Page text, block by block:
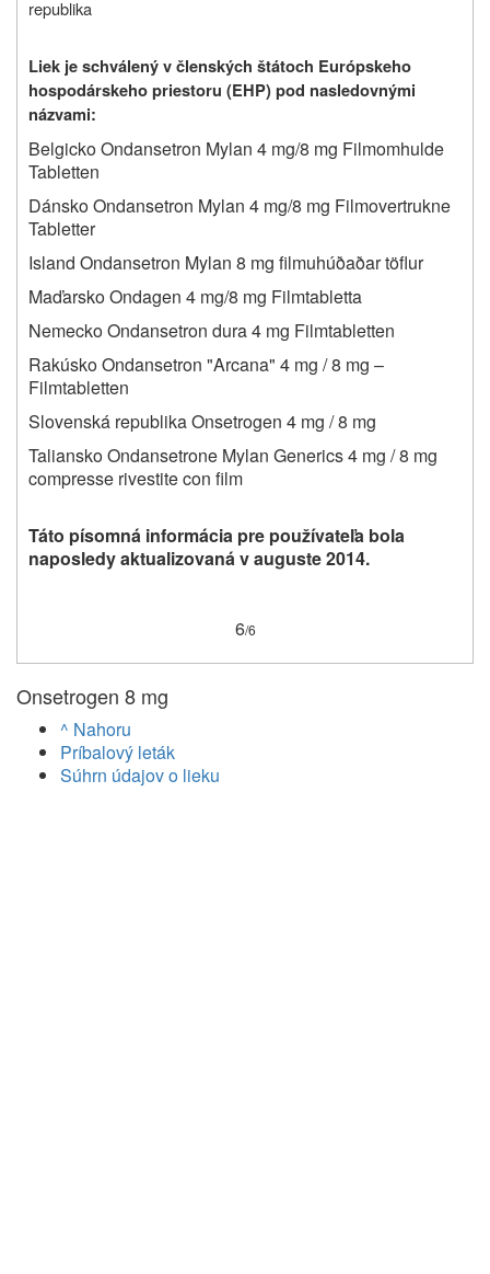
republika
Liek je schválený v členských štátoch Európskeho
hospodárskeho priestoru (EHP) pod nasledovnými
názvami:
Belgicko Ondansetron Mylan 4 mg/8 mg Filmomhulde
Tabletten
Dánsko Ondansetron Mylan 4 mg/8 mg Filmovertrukne
Tabletter
Island Ondansetron Mylan 8 mg filmuhúðaðar töflur
Maďarsko Ondagen 4 mg/8 mg Filmtabletta
Nemecko Ondansetron dura 4 mg Filmtabletten
Rakúsko Ondansetron "Arcana" 4 mg / 8 mg –
Filmtabletten
Slovenská republika Onsetrogen 4 mg / 8 mg
Taliansko Ondansetrone Mylan Generics 4 mg / 8 mg
compresse rivestite con film
Táto písomná informácia pre používateľa bola
naposledy aktualizovaná v auguste 2014.
6/6
Onsetrogen 8 mg
^ Nahoru
Príbalový leták
Súhrn údajov o lieku